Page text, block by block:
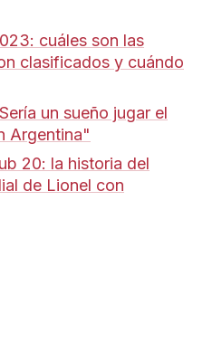
cuáles son las
clasificados y cuándo
un sueño jugar el
Argentina"
20: la historia del
de Lionel con